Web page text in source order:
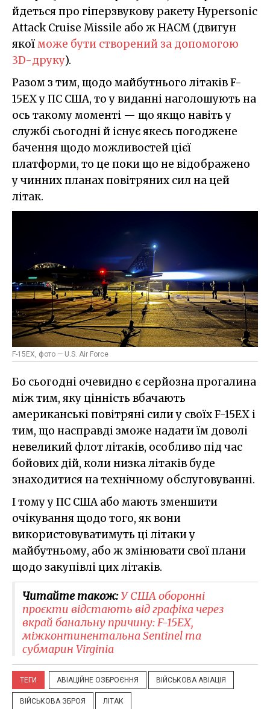
йдеться про гіперзвукову ракету Hypersonic
Attack Cruise Missile або ж HACM (двигун
якоїможе бути створений за допомогою
3D-друку).
Разом з тим, щодо майбутнього літаків F-
15EX у ПС США, то у виданні наголошують на
ось такому моменті — що якщо навіть у
службі сьогодні й існує якесь погоджене
бачення щодо можливостей цієї
платформи, то це поки що не відображено
у чинних планах повітряних сил на цей
літак.
F-15EX, фото — U.S. Air Force
Бо сьогодні очевидно є серйозна прогалина
між тим, яку цінність вбачають
американські повітряні сили у своїх F-15EX і
тим, що насправді зможе надати їм доволі
невеликий флот літаків, особливо під час
бойових дій, коли низка літаків буде
знаходитися на технічному обслуговуванні.
І тому у ПС США або мають зменшити
очікування щодо того, як вони
використовуватимуть ці літаки у
майбутньому, або ж змінювати свої плани
щодо закупівлі цих літаків.
Читайте також:У США оборонні
проєкти відстають від графіка через
вкрай банальну причину: F-15EX,
міжконтинентальна Sentinel та
субмарин Virginia
ТЕГИ АВІАЦІЙНЕ ОЗБРОЄННЯ ВІЙСЬКОВА АВІАЦІЯ
ВІЙСЬКОВА ЗБРОЯ ЛІТАК